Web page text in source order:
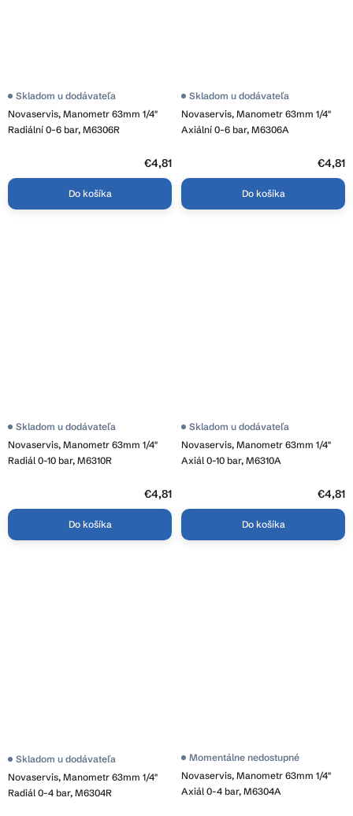
Novaservis, Manometr 63mm 1/4"
Radiální 0-6 bar, M6306R
Skladom u dodávateľa
€4,81
Do košíka
Novaservis, Manometr 63mm 1/4"
Axiální 0-6 bar, M6306A
Skladom u dodávateľa
€4,81
Do košíka
Novaservis, Manometr 63mm 1/4"
Radiál 0-10 bar, M6310R
Skladom u dodávateľa
€4,81
Do košíka
Novaservis, Manometr 63mm 1/4"
Axiál 0-10 bar, M6310A
Skladom u dodávateľa
€4,81
Do košíka
Novaservis, Manometr 63mm 1/4"
Radiál 0-4 bar, M6304R
Skladom u dodávateľa
Novaservis, Manometr 63mm 1/4"
Axiál 0-4 bar, M6304A
Momentálne nedostupné